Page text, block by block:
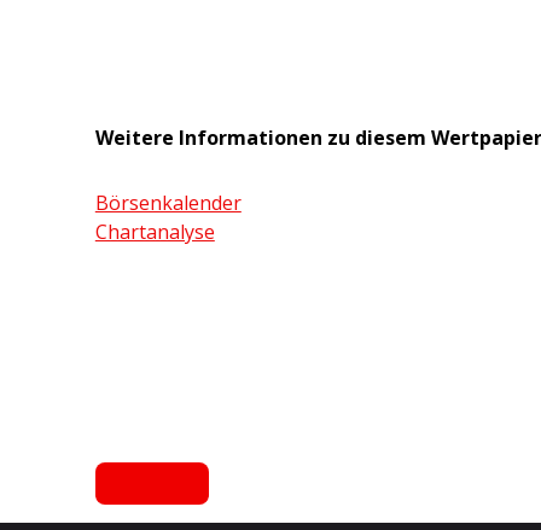
Weitere Informationen zu diesem Wertpapier
Börsenkalender
Chartanalyse